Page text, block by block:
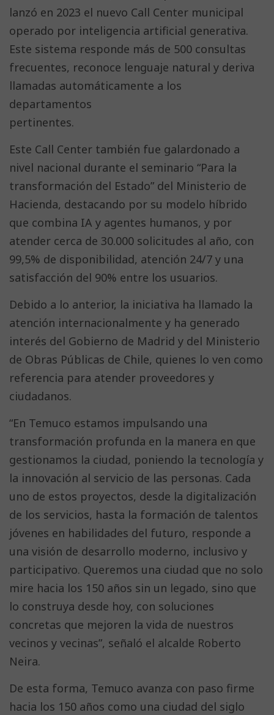
lanzó en 2023 el nuevo Call Center municipal
operado por inteligencia artificial generativa.
Este sistema responde más de 500 consultas
frecuentes, reconoce lenguaje natural y deriva
llamadas automáticamente a los
departamentos
pertinentes.
Este Call Center también fue galardonado a
nivel nacional durante el seminario “Para la
transformación del Estado” del Ministerio de
Hacienda, destacando por su modelo híbrido
que combina IA y agentes humanos, y por
atender cerca de 30.000 solicitudes al año, con
99,5% de disponibilidad, atención 24/7 y una
satisfacción del 90% entre los usuarios.
Debido a lo anterior, la iniciativa ha llamado la
atención internacionalmente y ha generado
interés del Gobierno de Madrid y del Ministerio
de Obras Públicas de Chile, quienes lo ven como
referencia para atender proveedores y
ciudadanos.
“En Temuco estamos impulsando una
transformación profunda en la manera en que
gestionamos la ciudad, poniendo la tecnología y
la innovación al servicio de las personas. Cada
uno de estos proyectos, desde la digitalización
de los servicios, hasta la formación de talentos
jóvenes en habilidades del futuro, responde a
una visión de desarrollo moderno, inclusivo y
participativo. Queremos una ciudad que no solo
mire hacia los 150 años sin un legado, sino que
lo construya desde hoy, con soluciones
concretas que mejoren la vida de nuestros
vecinos y vecinas”, señaló el alcalde Roberto
Neira.
De esta forma, Temuco avanza con paso firme
hacia los 150 años como una ciudad del siglo